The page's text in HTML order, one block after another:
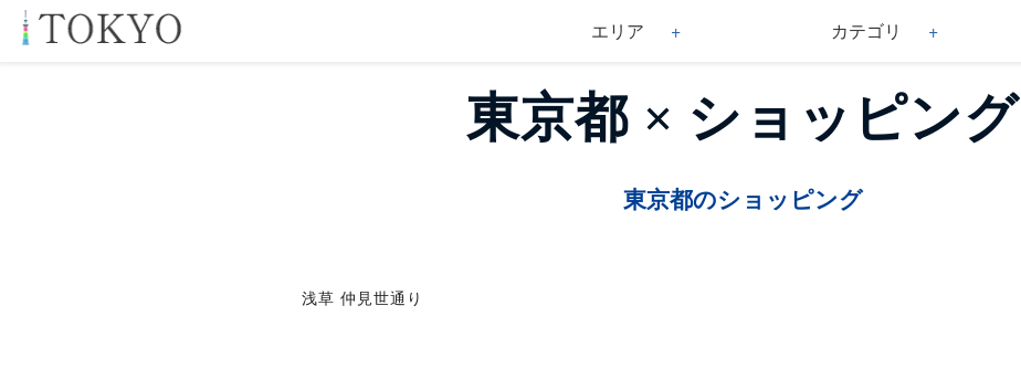
エリア カテゴリ
東京都 × ショッピング
東京都のショッピング
浅草 仲見世通り